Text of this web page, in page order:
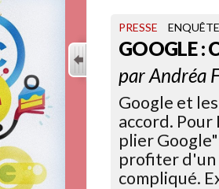
PRESSE ENQUÊTE
GOOGLE :
parAndréa
Google et
accord.
plier
profiter d'un
compliqué.